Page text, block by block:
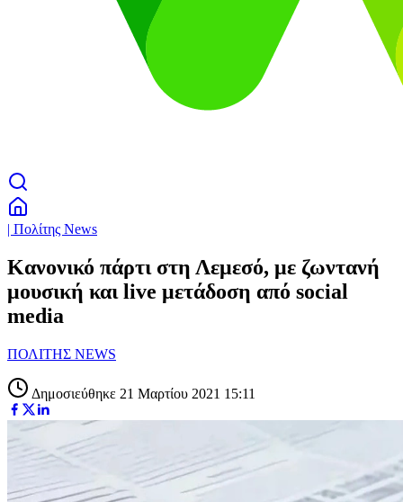
| Πολίτης News
Κανονικό πάρτι στη Λεμεσό, με ζωντανή
μουσική και live μετάδοση από social
media
ΠΟΛΙΤΗΣ NEWS
Δημοσιεύθηκε 21 Μαρτίου 2021 15:11